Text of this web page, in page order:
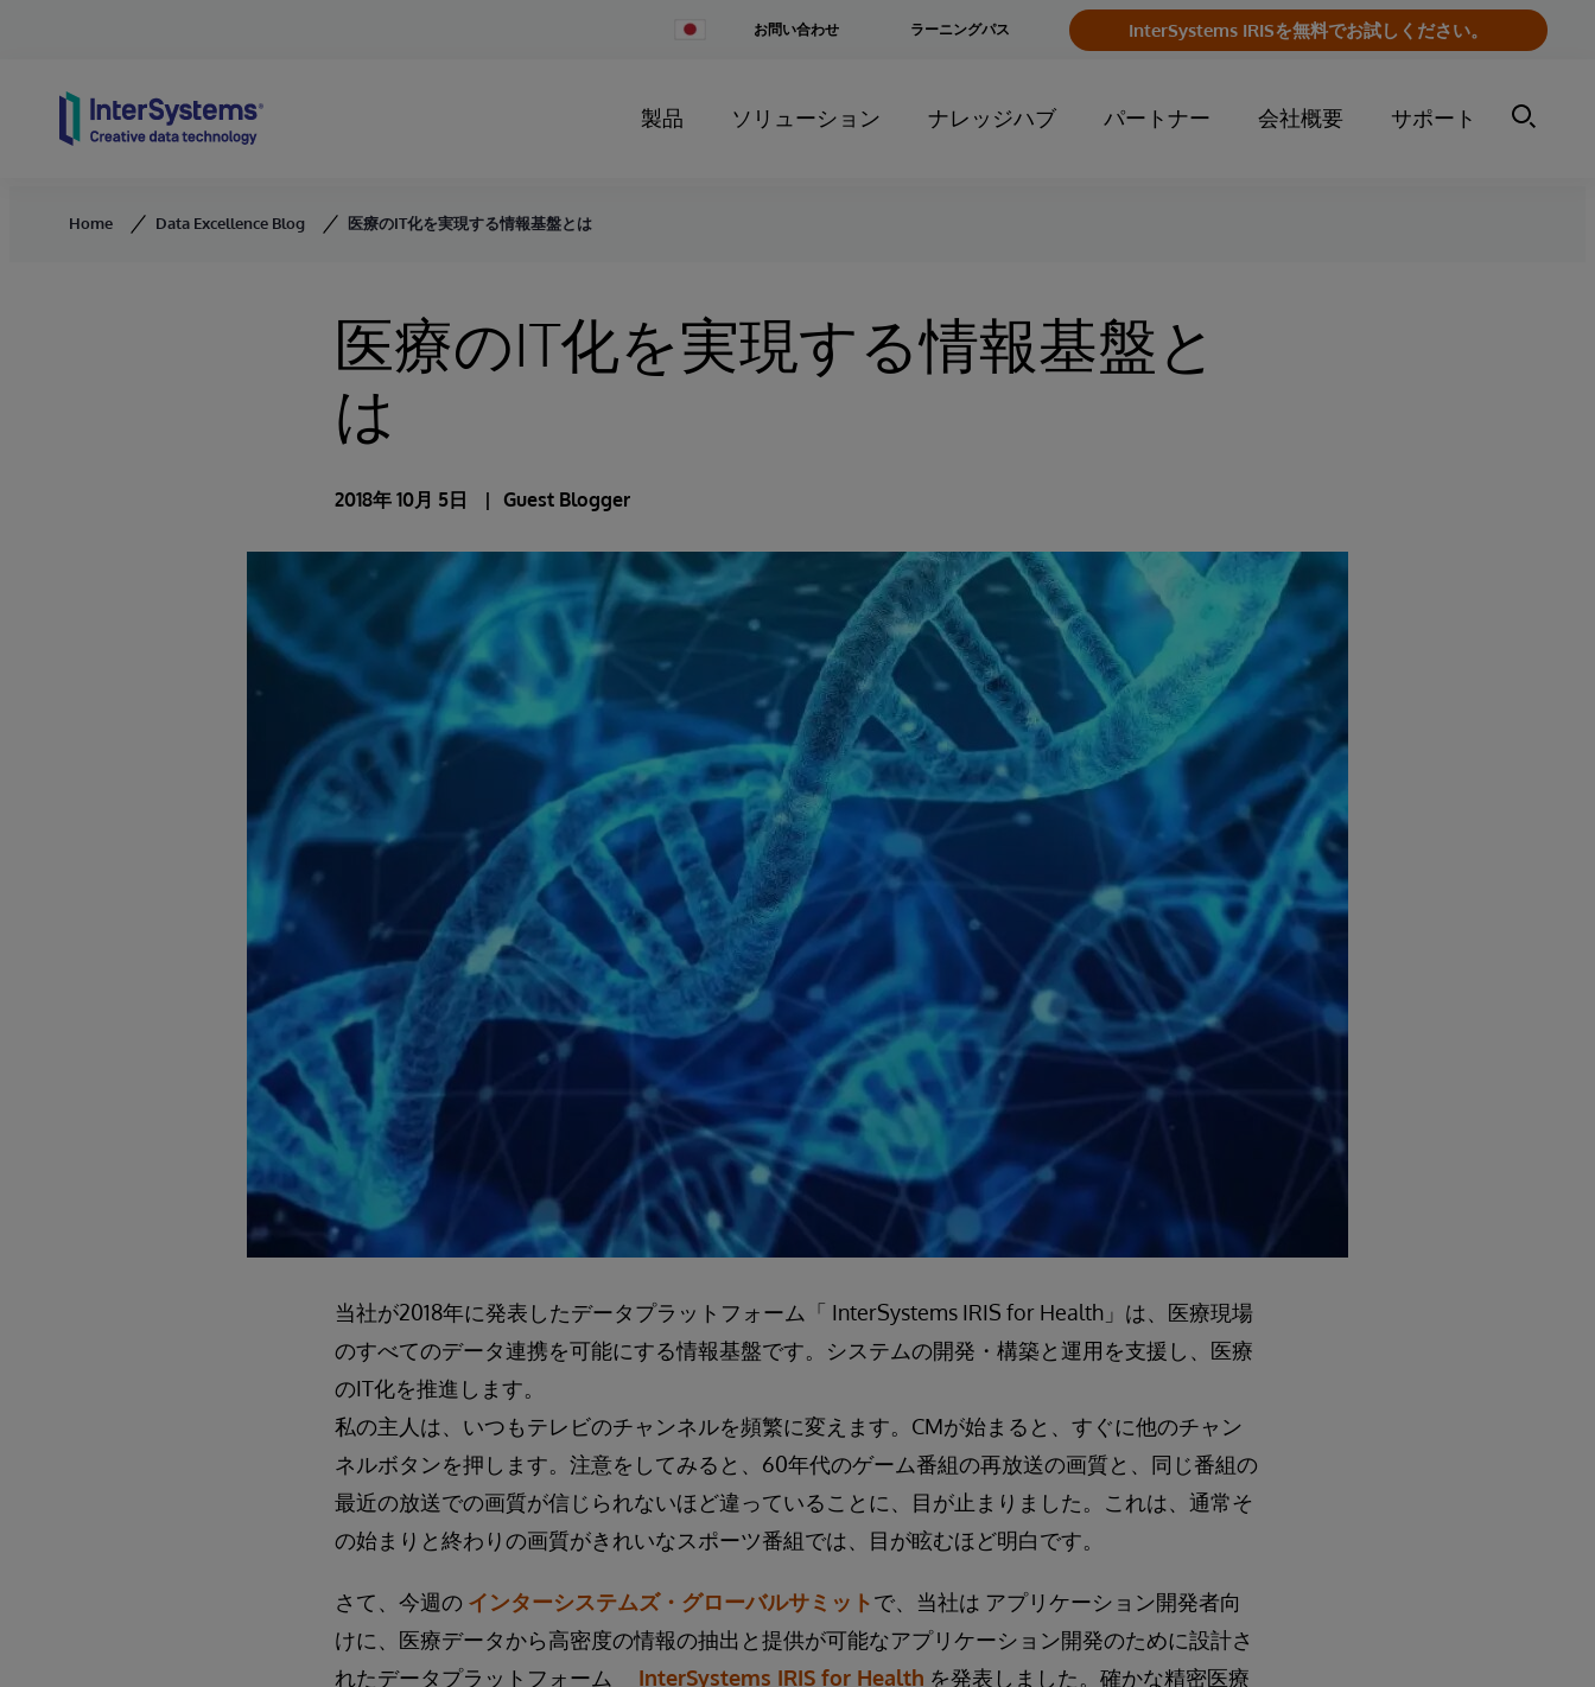
Change
お問い合わせ InterSystems IRISを無料でお試しください。
ラーニングパス
製品 ソリューション ナレッジハブ パートナー 会社概要 サポート
Home Data Excellence Blog 医療のIT化を実現する情報基盤とは
医療のIT化を実現する情報基盤と
は
2018年 10月 5日 Guest Blogger
当社が2018年に発表したデータプラットフォーム「 InterSystems IRIS for Health」は、医療現場
のすべてのデータ連携を可能にする情報基盤です。システムの開発・構築と運用を支援し、医療
のIT化を推進します。
私の主人は、いつもテレビのチャンネルを頻繁に変えます。CMが始まると、すぐに他のチャン
ネルボタンを押します。注意をしてみると、60年代のゲーム番組の再放送の画質と、同じ番組の
最近の放送での画質が信じられないほど違っていることに、目が止まりました。これは、通常そ
の始まりと終わりの画質がきれいなスポーツ番組では、目が眩むほど明白です。
さて、今週の インターシステムズ・グローバルサミットで、当社は アプリケーション開発者向
けに、医療データから高密度の情報の抽出と提供が可能なアプリケーション開発のために設計さ
れたデータプラットフォーム InterSystems IRIS for Health を発表しました。確かな精密医療